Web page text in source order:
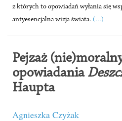
z których to opowiadań wyłania się
antyesencjalna wizja świata. (...)
Pejzaż
opowiadania
Haupta
Agnieszka Czyżak